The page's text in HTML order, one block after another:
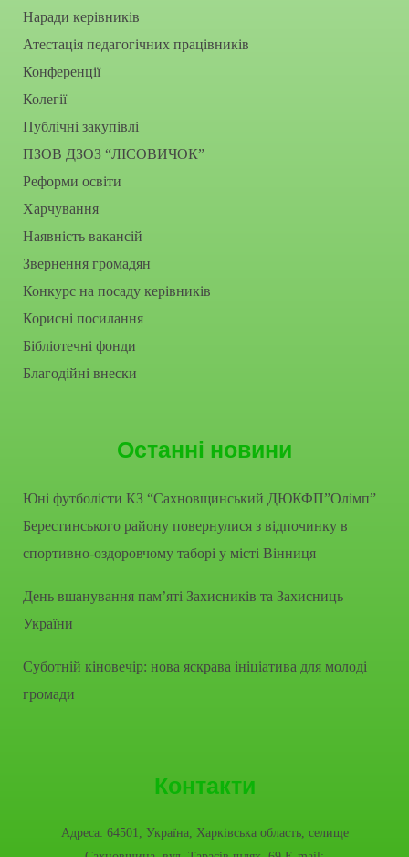
Наради керівників
Атестація педагогічних працівників
Конференції
Колегії
Публічні закупівлі
ПЗОВ ДЗОЗ “ЛІСОВИЧОК”
Реформи освіти
Харчування
Наявність вакансій
Звернення громадян
Конкурс на посаду керівників
Корисні посилання
Бібліотечні фонди
Благодійні внески
Останні новини
Юні футболісти КЗ “Сахновщинський ДЮКФП”Олімп”
Берестинського району повернулися з відпочинку в
спортивно-оздоровчому таборі у місті Вінниця
День вшанування пам’яті Захисників та Захисниць
України
Суботній кіновечір: нова яскрава ініціатива для молоді
громади
Контакти
Адреса: 64501, Україна, Харківська область, селище